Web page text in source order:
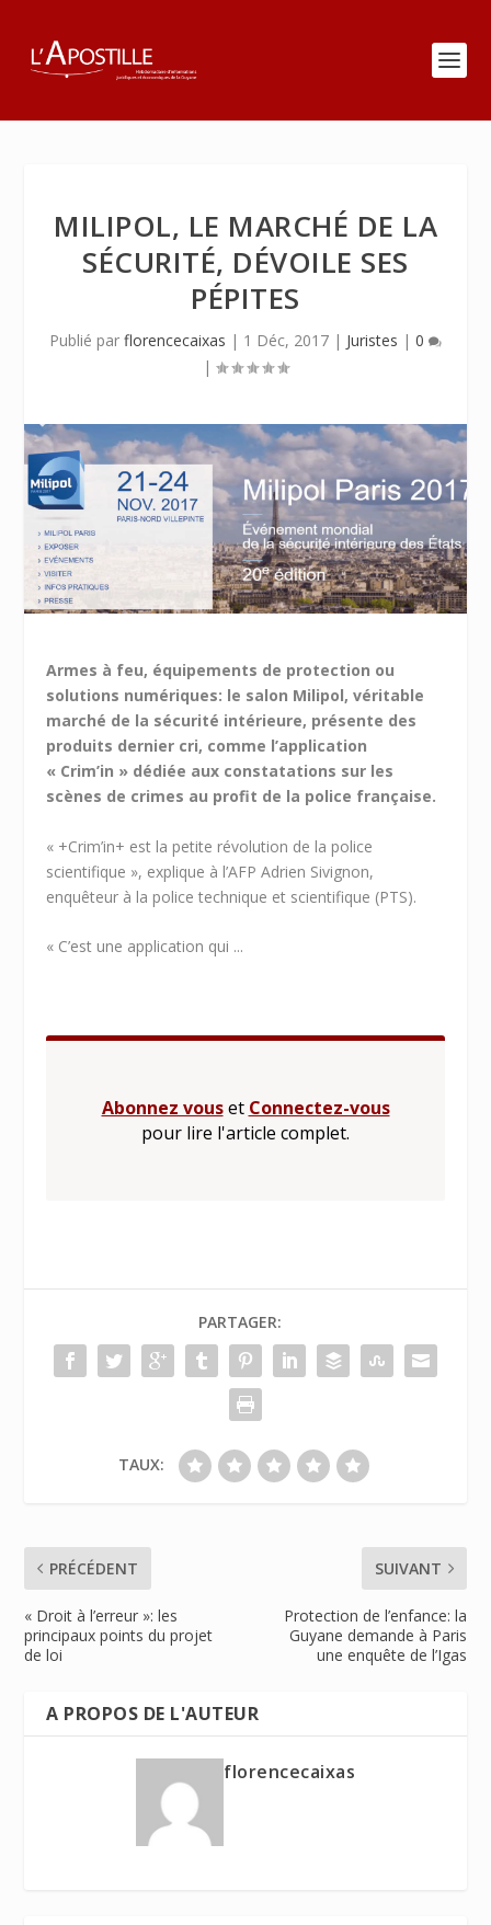
MILIPOL, LE MARCHÉ DE LA
SÉCURITÉ, DÉVOILE SES
PÉPITES
Publié par florencecaixas | 1 Déc, 2017 | Juristes | 0
|
Armes à feu, équipements de protection ou
solutions numériques: le salon Milipol, véritable
marché de la sécurité intérieure, présente des
produits dernier cri, comme l’application
« Crim’in » dédiée aux constatations sur les
scènes de crimes au profit de la police française.
« +Crim’in+ est la petite révolution de la police
scientifique », explique à l’AFP Adrien Sivignon,
enquêteur à la police technique et scientifique (PTS).
« C’est une application qui ...
Abonnez vouset Connectez-vous
pour lire l'article complet.
PARTAGER:
TAUX:
PRÉCÉDENT
« Droit à l’erreur »: les
principaux points du projet
de loi
SUIVANT
Protection de l’enfance: la
Guyane demande à Paris
une enquête de l’Igas
A PROPOS DE L'AUTEUR
florencecaixas